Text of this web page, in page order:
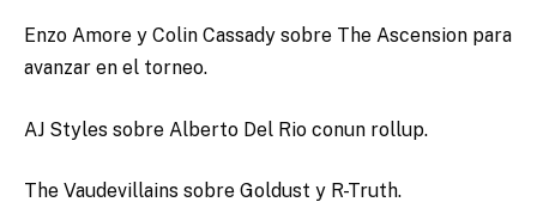
Enzo Amore y Colin Cassady sobre The Ascension para
avanzar en el torneo.
AJ Styles sobre Alberto Del Rio conun rollup.
The Vaudevillains sobre Goldust y R-Truth.